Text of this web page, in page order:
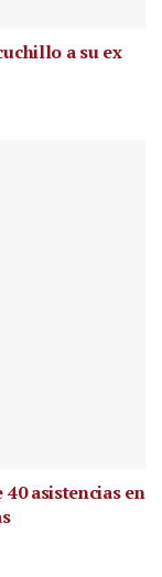
a su ex
asistencias en